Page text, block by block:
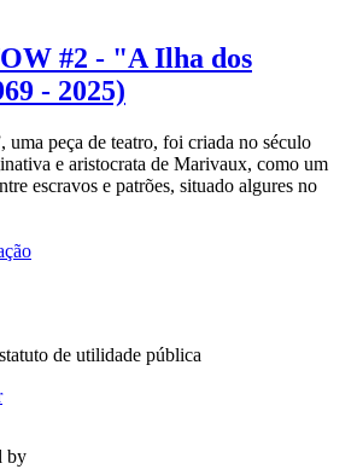
#2 - "A Ilha dos
- 2025)
uma peça de teatro, foi criada no século
e aristocrata de Marivaux, como um
escravos e patrões, situado algures no
de utilidade pública
by